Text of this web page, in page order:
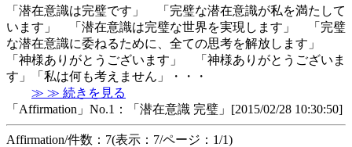
「潜在意識は完璧です」 「完璧な潜在意識が私を満たして
います」 「潜在意識は完璧な世界を実現します」 「完璧
な潜在意識に委ねるために、全ての思考を解放します」
「神様ありがとうございます」 「神様ありがとうございま
す」「私は何も考えません」・・・
≫ ≫ 続きを見る
「Affirmation」No.1：「潜在意識 完璧」[2015/02/28 10:30:50]
Affirmation/件数：7(表示：7/ページ：1/1)